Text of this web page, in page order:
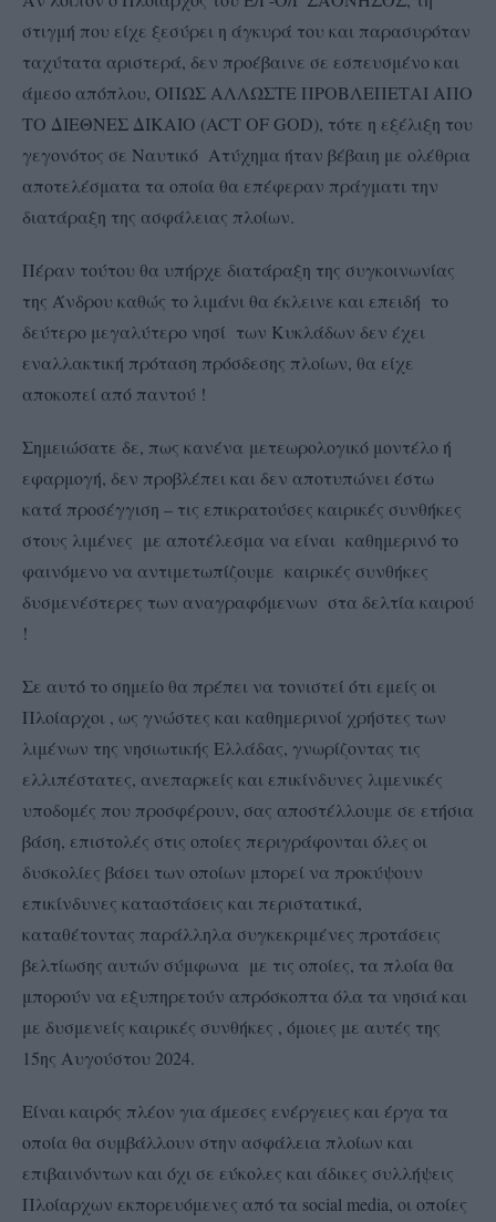
στιγμή που είχε ξεσύρει η άγκυρά του και παρασυρόταν
ταχύτατα αριστερά, δεν προέβαινε σε εσπευσμένο και
άμεσο απόπλου, ΟΠΩΣ ΑΛΛΩΣΤΕ ΠΡΟΒΛΕΠΕΤΑΙ ΑΠΟ
ΤΟ ΔΙΕΘΝΕΣ ΔΙΚΑΙΟ (ACT OF GOD), τότε η εξέλιξη του
γεγονότος σε Ναυτικό Ατύχημα ήταν βέβαιη με ολέθρια
αποτελέσματα τα οποία θα επέφεραν πράγματι την
διατάραξη της ασφάλειας πλοίων.
Πέραν τούτου θα υπήρχε διατάραξη της συγκοινωνίας
της Άνδρου καθώς το λιμάνι θα έκλεινε και επειδή το
δεύτερο μεγαλύτερο νησί των Κυκλάδων δεν έχει
εναλλακτική πρόταση πρόσδεσης πλοίων, θα είχε
αποκοπεί από παντού !
Σημειώσατε δε, πως κανένα μετεωρολογικό μοντέλο ή
εφαρμογή, δεν προβλέπει και δεν αποτυπώνει έστω
κατά προσέγγιση – τις επικρατούσες καιρικές συνθήκες
στους λιμένες με αποτέλεσμα να είναι καθημερινό το
φαινόμενο να αντιμετωπίζουμε καιρικές συνθήκες
δυσμενέστερες των αναγραφόμενων στα δελτία καιρού
!
Σε αυτό το σημείο θα πρέπει να τονιστεί ότι εμείς οι
Πλοίαρχοι , ως γνώστες και καθημερινοί χρήστες των
λιμένων της νησιωτικής Ελλάδας, γνωρίζοντας τις
ελλιπέστατες, ανεπαρκείς και επικίνδυνες λιμενικές
υποδομές που προσφέρουν, σας αποστέλλουμε σε ετήσια
βάση, επιστολές στις οποίες περιγράφονται όλες οι
δυσκολίες βάσει των οποίων μπορεί να προκύψουν
επικίνδυνες καταστάσεις και περιστατικά,
καταθέτοντας παράλληλα συγκεκριμένες προτάσεις
βελτίωσης αυτών σύμφωνα με τις οποίες, τα πλοία θα
μπορούν να εξυπηρετούν απρόσκοπτα όλα τα νησιά και
με δυσμενείς καιρικές συνθήκες , όμοιες με αυτές της
15ης Αυγούστου 2024.
Είναι καιρός πλέον για άμεσες ενέργειες και έργα τα
οποία θα συμβάλλουν στην ασφάλεια πλοίων και
επιβαινόντων και όχι σε εύκολες και άδικες συλλήψεις
Πλοίαρχων εκπορευόμενες από τα social media, οι οποίες